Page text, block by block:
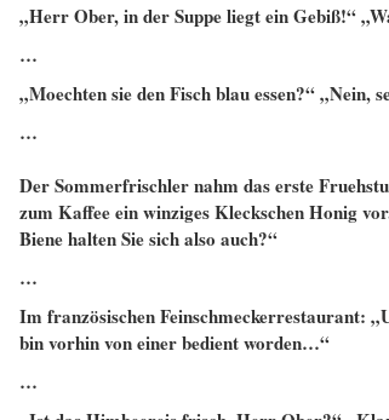
„Herr Ober, in der Suppe liegt ein Gebiß!“
…
„Moechten sie den Fisch blau essen?“ „Nein,
…
Der Sommerfrischler nahm das erste
zum Kaffee ein winziges Kleckschen Honig
Biene halten Sie sich also auch?“
…
Im französischen Feinschmeckerrestaurant:
bin vorhin von einer bedient worden…“
…